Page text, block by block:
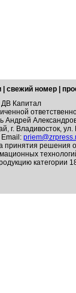
свежий номер
Капитал
Андрей
г. Владивосток,
принятия решения
категории